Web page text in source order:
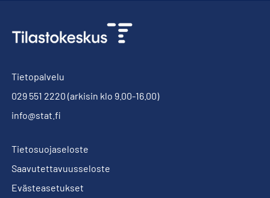
Tietopalvelu
029 551 2220 (arkisin klo 9.00-16.00)
info@stat.fi
Tietosuojaseloste
Saavutettavuusseloste
Evästeasetukset